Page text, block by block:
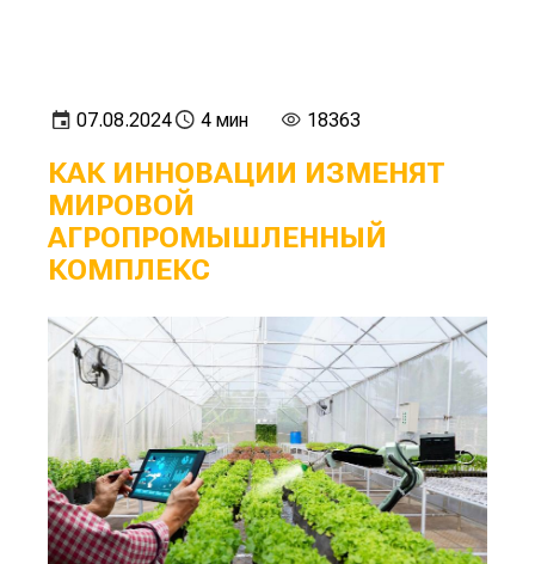
07.08.2024 4 мин 18363
КАК ИННОВАЦИИ ИЗМЕНЯТ
МИРОВОЙ
АГРОПРОМЫШЛЕННЫЙ
КОМПЛЕКС